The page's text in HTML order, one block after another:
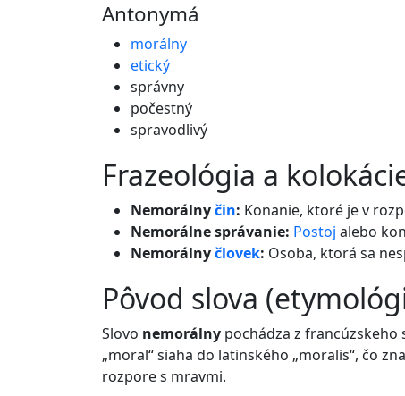
Antonymá
morálny
etický
správny
počestný
spravodlivý
frazeológia a
Nemorálnyčin: Konanie, ktoré je v
Nemorálne správanie: Postoj alebo
Nemorálnyčlovek: Osoba, ktorá sa
pôvod slova
Slovo nemorálny pochádza z francúzskeho
„moral“ siaha do latinského „moralis“, čo
rozpore s mravmi.